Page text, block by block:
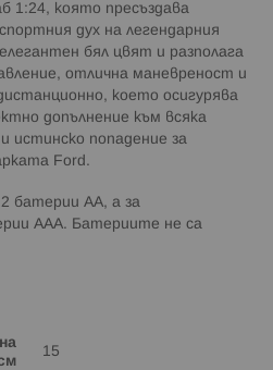
1:24, която пресъздава
дух на легендарния
бял цвят и разполага
отлична маневреност и
което осигурява
допълнение към всяка
истинско попадение за
Ford.
батерии АА, а за
ААА. Батериите не са
15